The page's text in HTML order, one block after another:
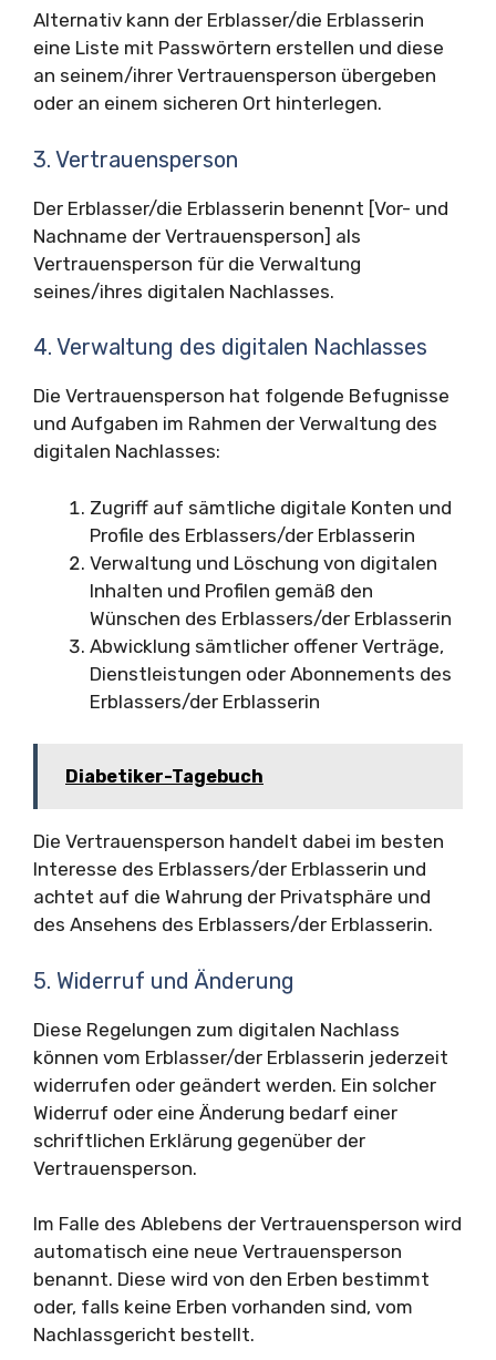
Alternativ kann der Erblasser/die Erblasserin
eine Liste mit Passwörtern erstellen und diese
an seinem/ihrer Vertrauensperson übergeben
oder an einem sicheren Ort hinterlegen.
3. Vertrauensperson
Der Erblasser/die Erblasserin benennt [Vor- und
Nachname der Vertrauensperson] als
Vertrauensperson für die Verwaltung
seines/ihres digitalen Nachlasses.
4. Verwaltung des digitalen Nachlasses
Die Vertrauensperson hat folgende Befugnisse
und Aufgaben im Rahmen der Verwaltung des
digitalen Nachlasses:
Zugriff auf sämtliche digitale Konten und
Profile des Erblassers/der Erblasserin
Verwaltung und Löschung von digitalen
Inhalten und Profilen gemäß den
Wünschen des Erblassers/der Erblasserin
Abwicklung sämtlicher offener Verträge,
Dienstleistungen oder Abonnements des
Erblassers/der Erblasserin
Diabetiker-Tagebuch
Die Vertrauensperson handelt dabei im besten
Interesse des Erblassers/der Erblasserin und
achtet auf die Wahrung der Privatsphäre und
des Ansehens des Erblassers/der Erblasserin.
5. Widerruf und Änderung
Diese Regelungen zum digitalen Nachlass
können vom Erblasser/der Erblasserin jederzeit
widerrufen oder geändert werden. Ein solcher
Widerruf oder eine Änderung bedarf einer
schriftlichen Erklärung gegenüber der
Vertrauensperson.
Im Falle des Ablebens der Vertrauensperson wird
automatisch eine neue Vertrauensperson
benannt. Diese wird von den Erben bestimmt
oder, falls keine Erben vorhanden sind, vom
Nachlassgericht bestellt.